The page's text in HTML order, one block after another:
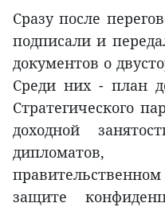
Сразу после
подписали и
документов о
Среди них - план
Стратегического
доходной
защите